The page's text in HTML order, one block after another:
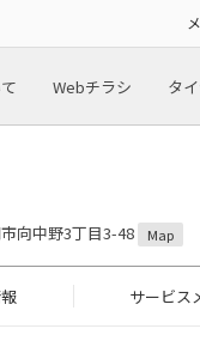
Webチラシ タ
向中野3丁目3-48 Map
サービス